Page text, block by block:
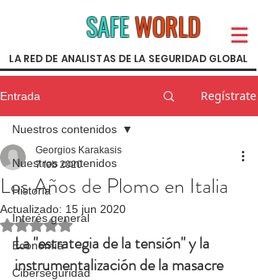
SAFEWORLD
LA RED DE ANALISTAS DE LA SEGURIDAD GLOBAL
Entrada Regístrate
Nuestros contenidos
Historia
Interés general
Economía
Ciberseguridad
Nuestros contenidos
Los Años de Plomo en Italia
Georgios Karakasis
7 feb 2020
Actualizado: 15 jun 2020
Obtuvo NaN de 5 estrellas.
La "estrategia de la tensión" y la
instrumentalización de la masacre